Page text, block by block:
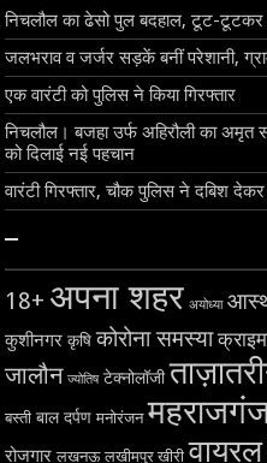
निचलौल का ढेसो पुल बदहाल, टूट-टूटकर
जलभराव व जर्जर सड़कें बनीं परेशानी,
एक वारंटी को पुलिस ने किया गिरफ्तार
निचलौल। बजहा उर्फ अहिरौली का
को दिलाई नई पहचान
वारंटी गिरफ्तार, चौक पुलिस ने दबिश देकर
–
18+ अपना शहर अयोध्या
कुशीनगर कृषि कोरोना समस्या क्राइम
जालौन ज्योतिष टेक्नोलॉजी
बस्ती बाल दर्पण मनोरंजन
रोजगार लखनऊ लखीमपुर खीरी वायरल